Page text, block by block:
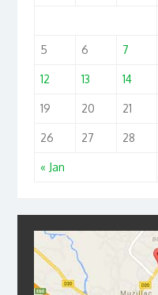
« Jan
5 6 7
12 13 14
19 20 21
26 27 28